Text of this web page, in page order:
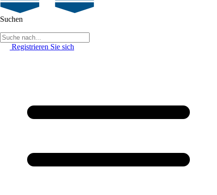
Suchen
Registrieren Sie sich